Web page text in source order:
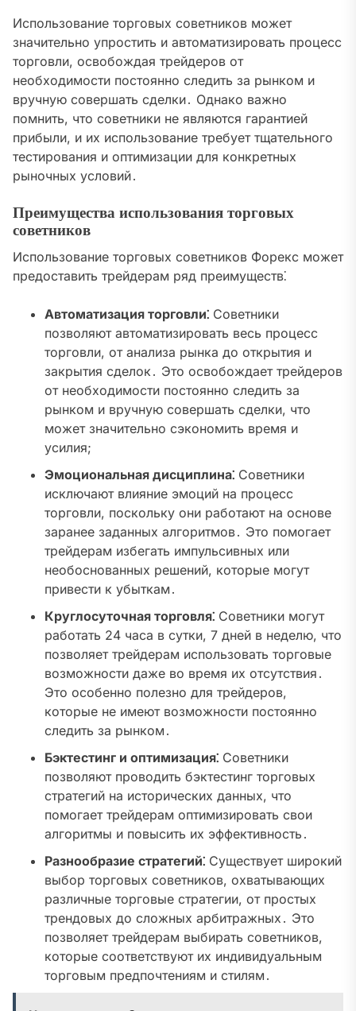
Использование торговых советников может
значительно упростить и автоматизировать процесс
торговли, освобождая трейдеров от
необходимости постоянно следить за рынком и
вручную совершать сделки․ Однако важно
помнить, что советники не являются гарантией
прибыли, и их использование требует тщательного
тестирования и оптимизации для конкретных
рыночных условий․
Преимущества использования торговых
советников
Использование торговых советников Форекс может
предоставить трейдерам ряд преимуществ⁚
Автоматизация торговли⁚ Советники
позволяют автоматизировать весь процесс
торговли, от анализа рынка до открытия и
закрытия сделок․ Это освобождает трейдеров
от необходимости постоянно следить за
рынком и вручную совершать сделки, что
может значительно сэкономить время и
усилия;
Эмоциональная дисциплина⁚ Советники
исключают влияние эмоций на процесс
торговли, поскольку они работают на основе
заранее заданных алгоритмов․ Это помогает
трейдерам избегать импульсивных или
необоснованных решений, которые могут
привести к убыткам․
Круглосуточная торговля⁚ Советники могут
работать 24 часа в сутки, 7 дней в неделю, что
позволяет трейдерам использовать торговые
возможности даже во время их отсутствия․
Это особенно полезно для трейдеров,
которые не имеют возможности постоянно
следить за рынком․
Бэктестинг и оптимизация⁚ Советники
позволяют проводить бэктестинг торговых
стратегий на исторических данных, что
помогает трейдерам оптимизировать свои
алгоритмы и повысить их эффективность․
Разнообразие стратегий⁚ Существует широкий
выбор торговых советников, охватывающих
различные торговые стратегии, от простых
трендовых до сложных арбитражных․ Это
позволяет трейдерам выбирать советников,
которые соответствуют их индивидуальным
торговым предпочтениям и стилям․